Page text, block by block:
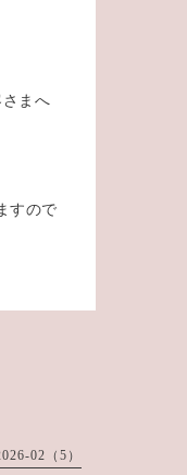
まへ
すので
02（5）